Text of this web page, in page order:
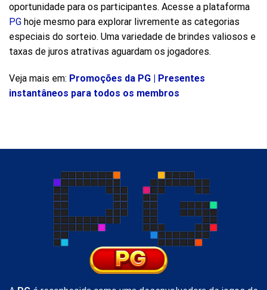
oportunidade para os participantes. Acesse a plataforma
PG hoje mesmo para explorar livremente as categorias
especiais do sorteio. Uma variedade de brindes valiosos e
taxas de juros atrativas aguardam os jogadores.
Veja mais em: Promoções da PG | Presentes
instantâneos para todos os membros